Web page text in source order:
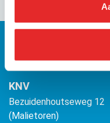
KNV
Bezuidenhoutseweg 12
(Malietoren)